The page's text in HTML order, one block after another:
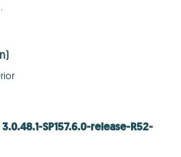
SP157.6.0-release-R52-